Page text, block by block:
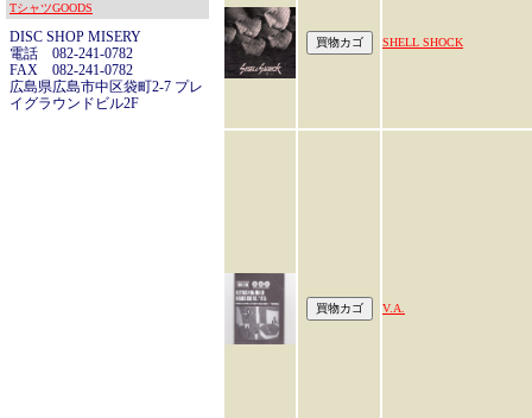
TシャツGOODS
DISC SHOP MISERY
電話 082-241-0782
FAX 082-241-0782
広島県広島市中区袋町2-7 プレ
イグラウンドビル2F
SHELL SHOCK
V.A.